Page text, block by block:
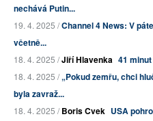
nechává Putin...
19. 4. 2025 /Channel 4 News: V
včetně...
18. 4. 2025 /Jiří Hlavenka 41 minut
18. 4. 2025 /„Pokud zemřu, chci
byla zavraž...
18. 4. 2025 /Boris Cvek USA